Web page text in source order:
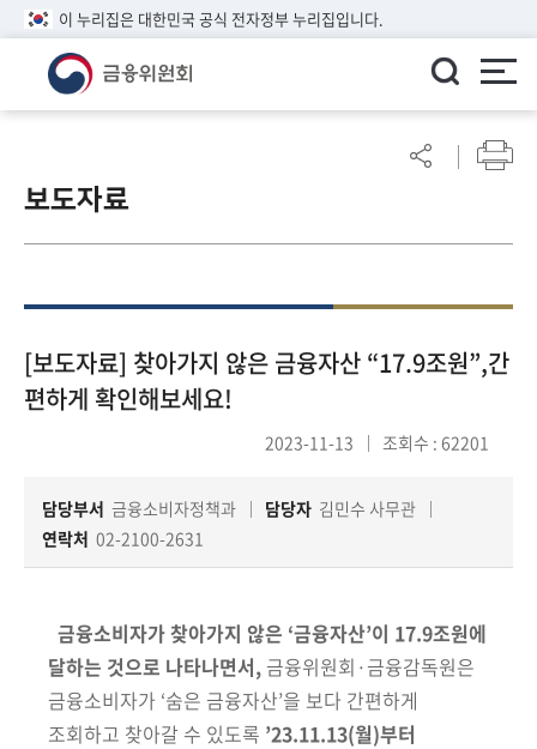
이 누리집은 대한민국 공식 전자정부 누리집입니다.
린
이알
참
여
마
책
마
보도자료
[보도자료] 찾아가지 않은 금융자산 “17.9조원”,간
편하게 확인해보세요!
2023-11-13 조회수 : 62201
담당부서 금융소비자정책과 담당자 김민수 사무관
연락처 02-2100-2631
금융소비자가 찾아가지 않은 ‘금융자산’이 17.9조원에
달하는 것으로 나타나면서, 금융위원회·금융감독원은
금융소비자가 ‘숨은 금융자산’을 보다 간편하게
조회하고 찾아갈 수 있도록 ’23.11.13(월)부터